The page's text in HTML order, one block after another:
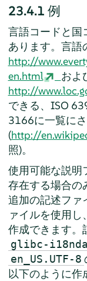
23.4.1 例
言語コードと国
あります。言語
http://
en.html
およ
http://
できる、ISO
3166に一覧に
(http://
照)。
使用可能な説明
存在する場合の
追加の記述ファ
ァイルを使用し
作成できます。
glibc-
en_US.UTF-8
以下のように作